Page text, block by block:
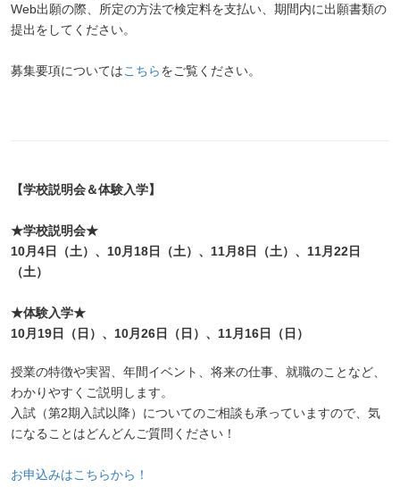
Web出願の際、所定の方法で検定料を支払い、期間内に出願書類の
提出をしてください。
募集要項についてはこちらをご覧ください。
【学校説明会＆体験入学】
★学校説明会★
10月4日（土）、10月18日（土）、11月8日（土）、11月22日
（土）
★体験入学★
10月19日（日）、10月26日（日）、11月16日（日）
授業の特徴や実習、年間イベント、将来の仕事、就職のことなど、
わかりやすくご説明します。
入試（第2期入試以降）についてのご相談も承っていますので、気
になることはどんどんご質問ください！
お申込みはこちらから！